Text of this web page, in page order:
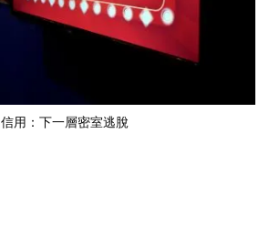
信用： 下一層密室逃脫